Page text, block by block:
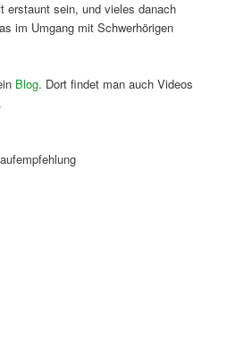
erstaunt sein, und vieles danach
im Umgang mit Schwerhörigen
Blog. Dort findet man auch Videos